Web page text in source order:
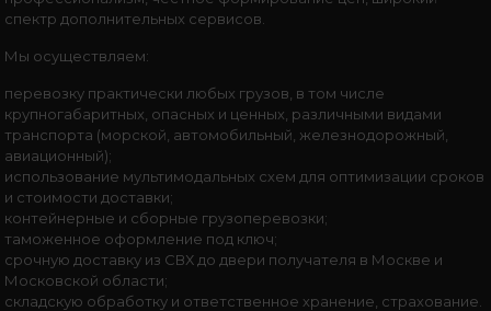
спектр дополнительных сервисов.
Мы осуществляем:
перевозку практически любых грузов, в том числе
крупногабаритных, опасных и ценных, различными видами
транспорта (морской, автомобильный, железнодорожный,
авиационный);
использование мультимодальных схем для оптимизации сроков
и стоимости доставки;
контейнерные и сборные грузоперевозки;
таможенное оформление под ключ;
срочную доставку из СВХ до двери получателя в Москве и
Московской области;
складскую обработку и ответственное хранение, страхование.